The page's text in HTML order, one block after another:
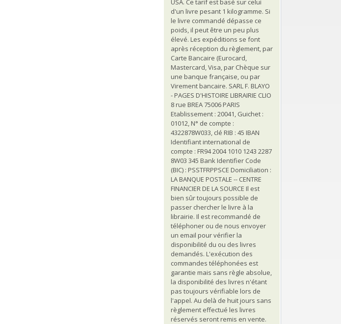
USA. Ce tarif est basé sur celui
d'un livre pesant 1 kilogramme. Si
le livre commandé dépasse ce
poids, il peut être un peu plus
élevé. Les expéditions se font
après réception du règlement, par
Carte Bancaire (Eurocard,
Mastercard, Visa, par Chèque sur
une banque française, ou par
Virement bancaire. SARL F. BLAYO
- PAGES D'HISTOIRE LIBRAIRIE CLIO
8 rue BREA 75006 PARIS
Etablissement : 20041, Guichet :
01012, N° de compte :
4322878W033, clé RIB : 45 IBAN
Identifiant international de
compte : FR94 2004 1010 1243 2287
8W03 345 Bank Identifier Code
(BIC) : PSSTFRPPSCE Domiciliation :
LA BANQUE POSTALE -- CENTRE
FINANCIER DE LA SOURCE Il est
bien sûr toujours possible de
passer chercher le livre à la
librairie. Il est recommandé de
téléphoner ou de nous envoyer
un email pour vérifier la
disponibilité du ou des livres
demandés. L'exécution des
commandes téléphonées est
garantie mais sans règle absolue,
la disponibilité des livres n'étant
pas toujours vérifiable lors de
l'appel. Au delà de huit jours sans
règlement effectué les livres
réservés seront remis en vente.